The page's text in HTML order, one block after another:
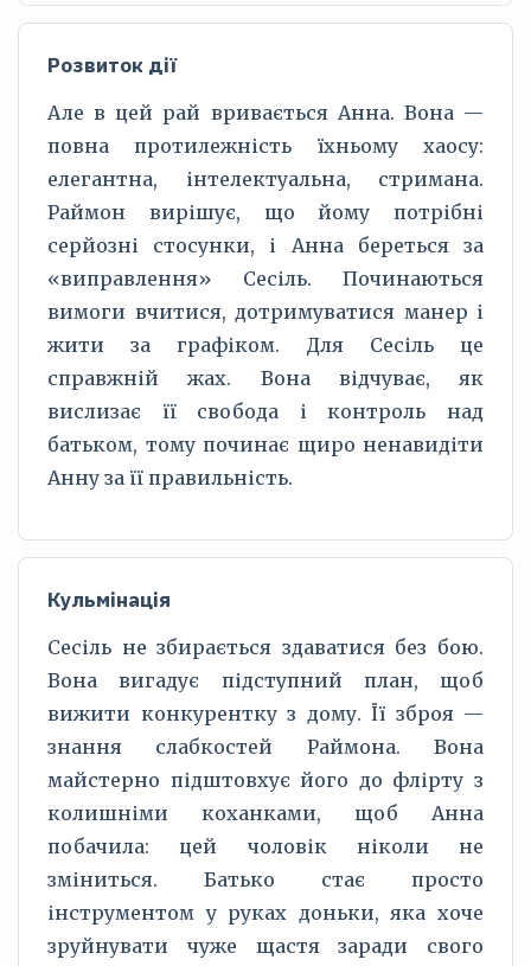
Розвиток дії
Але в цей рай вривається Анна. Вона —
повна протилежність їхньому хаосу:
елегантна, інтелектуальна, стримана.
Раймон вирішує, що йому потрібні
серйозні стосунки, і Анна береться за
«виправлення» Сесіль. Починаються
вимоги вчитися, дотримуватися манер і
жити за графіком. Для Сесіль це
справжній жах. Вона відчуває, як
вислизає її свобода і контроль над
батьком, тому починає щиро ненавидіти
Анну за її правильність.
Кульмінація
Сесіль не збирається здаватися без бою.
Вона вигадує підступний план, щоб
вижити конкурентку з дому. Її зброя —
знання слабкостей Раймона. Вона
майстерно підштовхує його до флірту з
колишніми коханками, щоб Анна
побачила: цей чоловік ніколи не
зміниться. Батько стає просто
інструментом у руках доньки, яка хоче
зруйнувати чуже щастя заради свого